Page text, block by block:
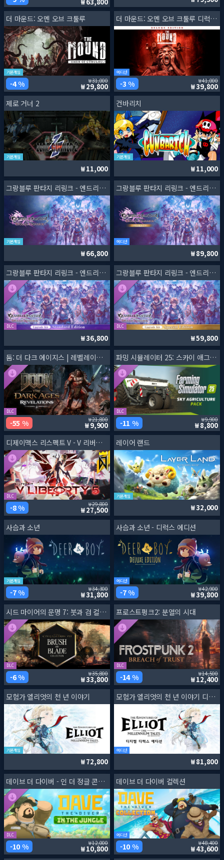
더 마운드: 오멘 오브 크툴루
기본게임
4 % 31,000
29,800
더 마운드: 오멘 오브 크툴루 디럭스 에디션
에디션
3 % 41,000
39,800
제로 거너 2
기본게임
11,000
건바리치
기본게임
11,000
그랑블루 판타지 리링크 - 엔드리스 라그나로크
기본게임
66,800
그랑블루 판타지 리링크 - 엔드리스 라그나로크 스페셜 에디션
에디션
89,800
그랑블루 판타지 리링크 - 엔드리스 라그나로크 업그레이드 키트 (스탠다드 에디션)
DLC
36,800
그랑블루 판타지 리링크 - 엔드리스 라그나로크 업그레이드 키트 (스페셜 에디션)
DLC
59,800
둠: 더 다크 에이지스 | 레벨레이션스
DLC
55 % 21,800
9,900
파밍 시뮬레이터 25: 스카이 애그리컬쳐 팩
DLC
11 % 9,900
8,800
디제이맥스 리스펙트 V - V 리버티 5 팩
DLC
8 % 29,800
27,500
레이어 랜드
기본게임
32,000
사슴과 소년
기본게임
7 % 34,300
31,800
사슴과 소년 - 디럭스 에디션
에디션
7 % 42,900
39,800
시드 마이어의 문명 7: 붓과 검 컬렉션
DLC
6 % 35,800
33,800
프로스트펑크2: 분열의 시대
DLC
14 % 14,500
12,400
모험가 엘리엇의 천 년 이야기
기본게임
72,800
모험가 엘리엇의 천 년 이야기 디지털 디럭스 에디션
에디션
81,800
데이브 더 다이버 - 인 더 정글 콘텐츠 팩
DLC
10 % 12,000
10,800
데이브 더 다이버 컬렉션
에디션
10 % 48,400
43,600